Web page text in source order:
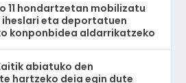
11 hondartzetan mobilizatu
iheslari eta deportatuen
konponbidea aldarrikatzeko
abiatuko den
hartzeko deia egin dute